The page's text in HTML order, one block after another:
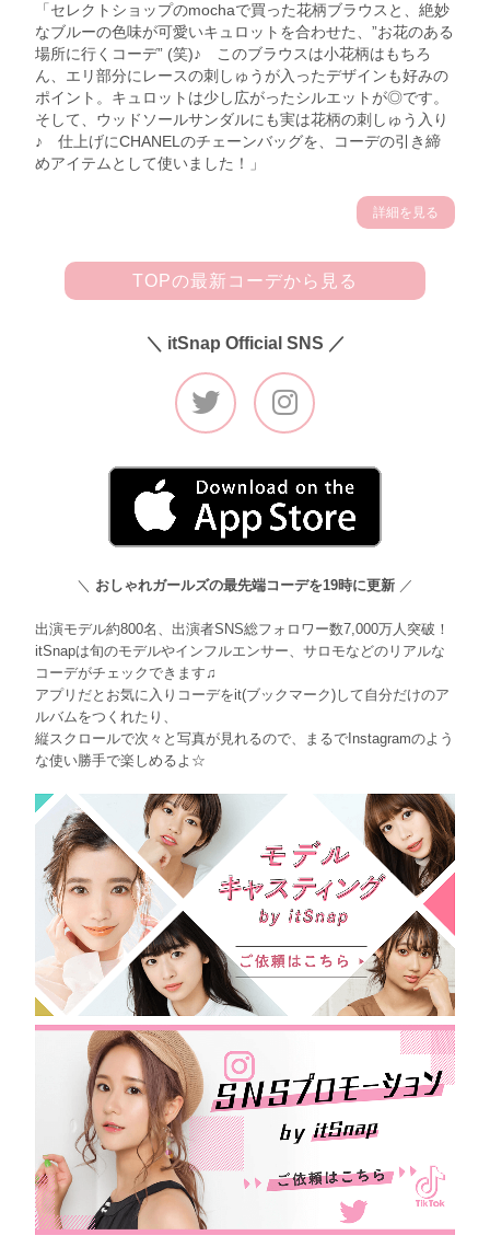
「セレクトショップのmochaで買った花柄ブラウスと、絶妙
なブルーの色味が可愛いキュロットを合わせた、”お花のある
場所に行くコーデ” (笑)♪ このブラウスは小花柄はもちろ
ん、エリ部分にレースの刺しゅうが入ったデザインも好みの
ポイント。キュロットは少し広がったシルエットが◎です。
そして、ウッドソールサンダルにも実は花柄の刺しゅう入り
♪ 仕上げにCHANELのチェーンバッグを、コーデの引き締
めアイテムとして使いました！」
詳細を見る
TOPの最新コーデから見る
＼ itSnap Official SNS ／
＼ おしゃれガールズの最先端コーデを19時に更新 ／
出演モデル約800名、出演者SNS総フォロワー数7,000万人突破！
itSnapは旬のモデルやインフルエンサー、サロモなどのリアルな
コーデがチェックできます♫
アプリだとお気に入りコーデをit(ブックマーク)して自分だけのア
ルバムをつくれたり、
縦スクロールで次々と写真が見れるので、まるでInstagramのよう
な使い勝手で楽しめるよ☆